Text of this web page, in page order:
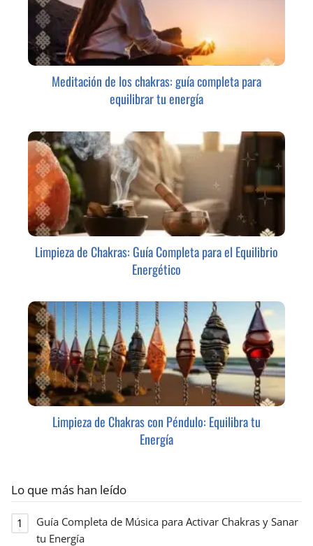
Meditación de los chakras: guía completa para
equilibrar tu energía
Limpieza de Chakras: Guía Completa para el Equilibrio
Energético
Limpieza de Chakras con Péndulo: Equilibra tu
Energía
Lo que más han leído
Guía Completa de Música para Activar Chakras y Sanar
tu Energía